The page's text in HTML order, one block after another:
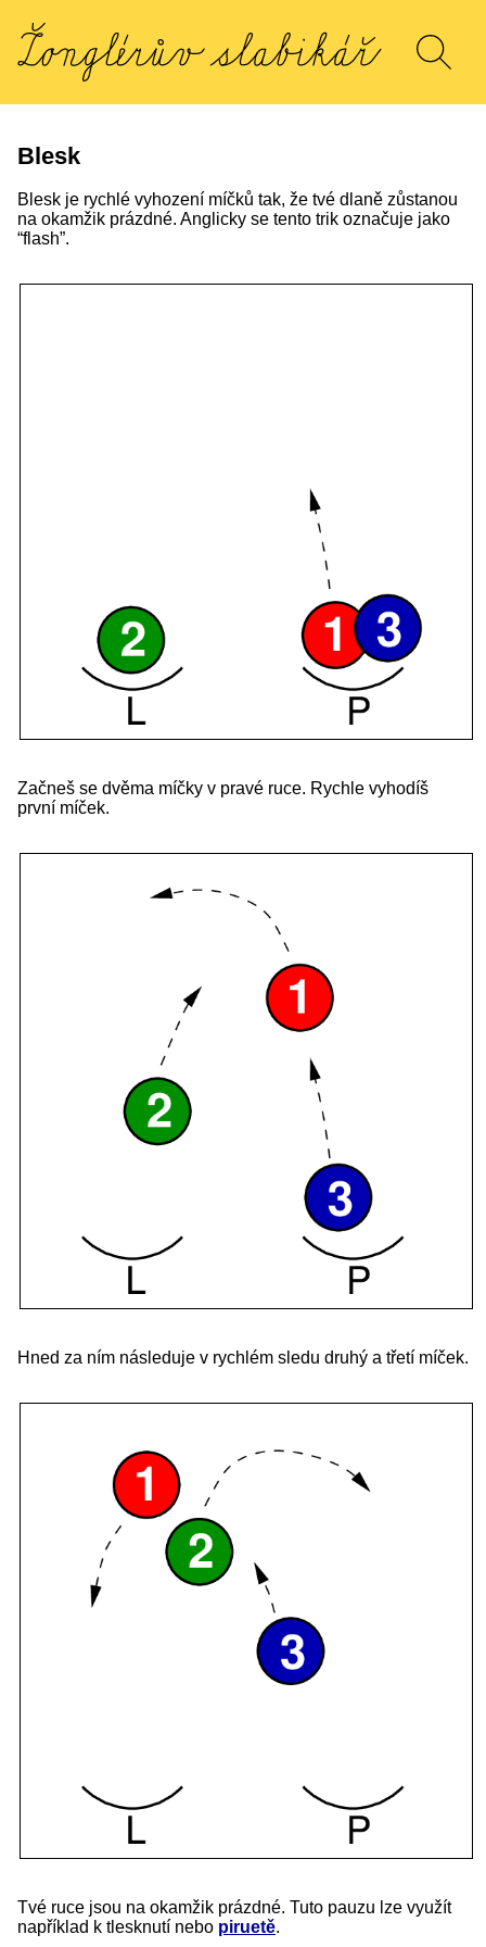
Blesk
Blesk je rychlé vyhození míčků tak, že tvé dlaně zůstanou
na okamžik prázdné. Anglicky se tento trik označuje jako
“flash”.
Začneš se dvěma míčky v pravé ruce. Rychle vyhodíš
první míček.
Hned za ním následuje v rychlém sledu druhý a třetí míček.
Tvé ruce jsou na okamžik prázdné. Tuto pauzu lze využít
například k tlesknutí nebo piruetě.